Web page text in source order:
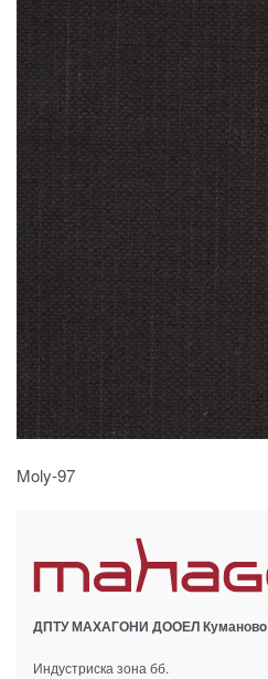
Moly-97
ДПТУ МАХАГОНИ ДООЕЛ Кумановo
Индустриска зона бб.